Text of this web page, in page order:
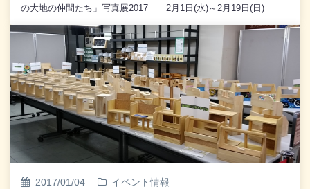
の大地の仲間たち」写真展2017 2月1日(水)～2月19日(日)
場 釧路在住のアマチュア写真家・岡崎正志さんの撮影によ
る、 北海道・道東に住む野生の動物たちや風景など、 自
然の魅力あふれる美しい写真を展示いたします。◎ 手作り雑貨
市＆なんでも市「ショップ輝(きらり)」 2月4日(土)～2月5日
(日) 10：00～18：00 (2月5日＝10：00～16：00) 1階
郵便局横 特設会場 主催：DECO釧路工房◎ ［ MOO氷まつ
り ］ MOO恒例「巨大氷迷路」 2月4日(土)～2月5日
(日) 10：00～19：00 [利用無料] MOO前 エプロン広
場 特設会場 主催：MOOウォーターフロント会◎ ［ MOO
氷まつり ］ 本格炭火焼きの「寒風炉ばた」 あったかメニ
2017/01/04 イベント情報